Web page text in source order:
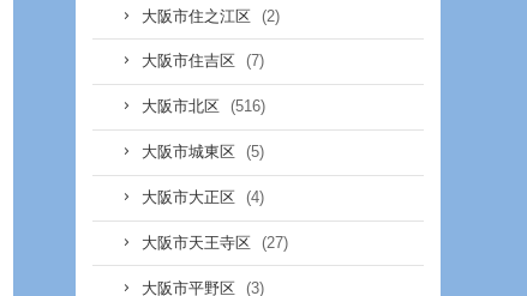
大阪市住之江区 (2)
大阪市住吉区 (7)
大阪市北区 (516)
大阪市城東区 (5)
大阪市大正区 (4)
大阪市天王寺区 (27)
大阪市平野区 (3)